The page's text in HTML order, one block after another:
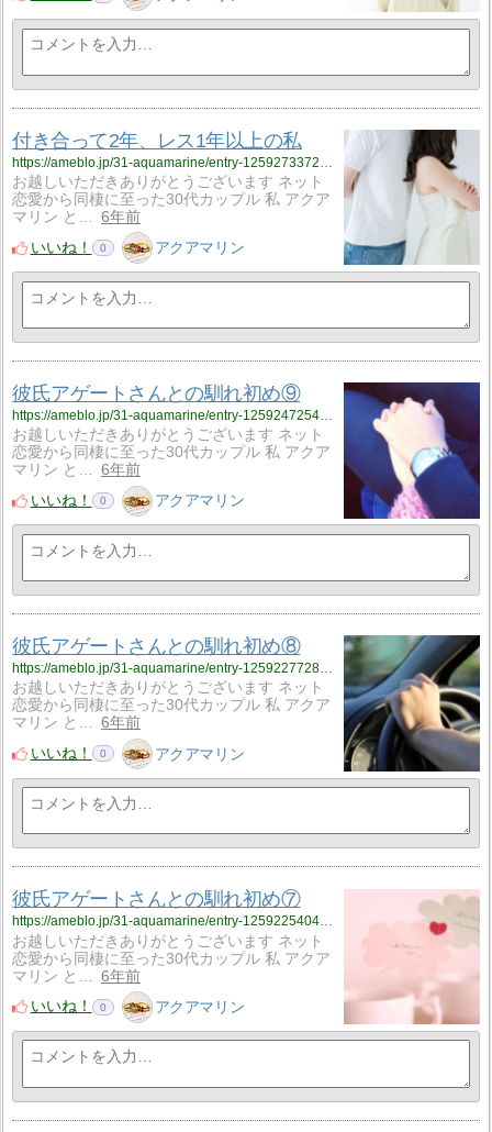
付き合って2年、レス1年以上の私
お越しいただきありがとうございます ネット
恋愛から同棲に至った30代カップル 私 アクア
マリン と…
6年前
いいね！
0 アクアマリン
彼氏アゲートさんとの馴れ初め⑨
お越しいただきありがとうございます ネット
恋愛から同棲に至った30代カップル 私 アクア
マリン と…
6年前
いいね！
0 アクアマリン
彼氏アゲートさんとの馴れ初め⑧
https://ameblo.jp/31-aquamarine/entry-12592277285.html
お越しいただきありがとうございます ネット
恋愛から同棲に至った30代カップル 私 アクア
マリン と…
6年前
いいね！
0 アクアマリン
彼氏アゲートさんとの馴れ初め⑦
https://ameblo.jp/31-aquamarine/entry-12592254045.html
お越しいただきありがとうございます ネット
恋愛から同棲に至った30代カップル 私 アクア
マリン と…
6年前
いいね！
0 アクアマリン